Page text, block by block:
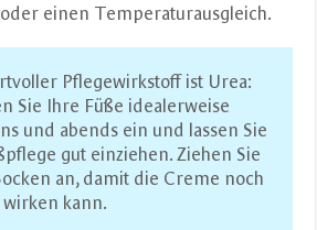
einen Temperaturausgleich.
Pflegewirkstoff ist Urea:
Sie Ihre Füße idealerweise
und abends ein und lassen Sie
gut einziehen. Ziehen Sie
an, damit die Creme noch
wirken kann.